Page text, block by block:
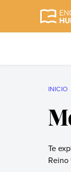
INICIO
Te
Reino